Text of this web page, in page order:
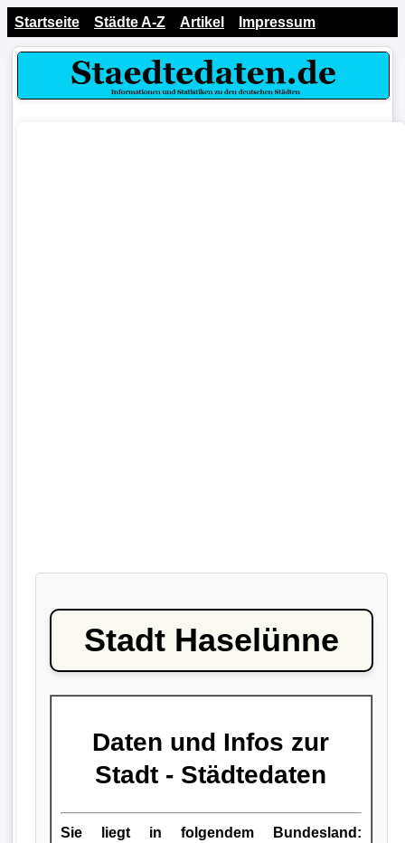
Startseite Städte A-Z Artikel Impressum
Stadt Haselünne
Daten und Infos zur
Stadt - Städtedaten
Sie liegt in folgendem Bundesland: